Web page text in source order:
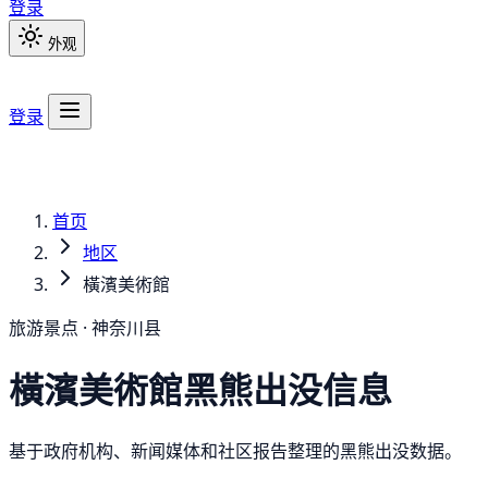
登录
外观
登录
首页
地区
橫濱美術館
旅游景点 · 神奈川县
橫濱美術館黑熊出没信息
基于政府机构、新闻媒体和社区报告整理的黑熊出没数据。